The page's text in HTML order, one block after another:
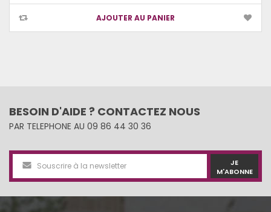
AJOUTER AU PANIER
BESOIN D'AIDE ? CONTACTEZ NOUS
PAR TELEPHONE AU 09 86 44 30 36
JE
M'ABONNE